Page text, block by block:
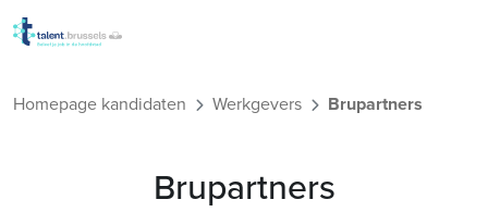
Homepage kandidaten Werkgevers Brupartners
Brupartners